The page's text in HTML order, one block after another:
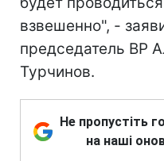
взвешенно", -
председатель ВР
Турчинов.
Не пропустіть
на наші